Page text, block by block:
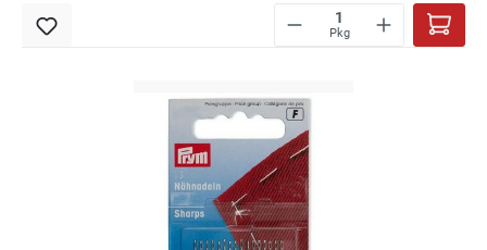
Pkg